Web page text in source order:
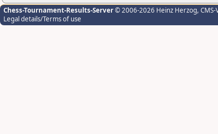
Chess-Tournament-Results-Server© 2006-2026 Heinz Herzog,
Legal details/Terms of use